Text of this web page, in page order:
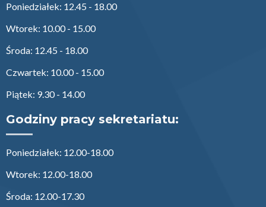
Poniedziałek: 12.45 - 18.00
Wtorek: 10.00 - 15.00
Środa: 12.45 - 18.00
Czwartek: 10.00 - 15.00
Piątek: 9.30 - 14.00
Godziny pracy sekretariatu:
Poniedziałek: 12.00-18.00
Wtorek: 12.00-18.00
Środa: 12.00-17.30